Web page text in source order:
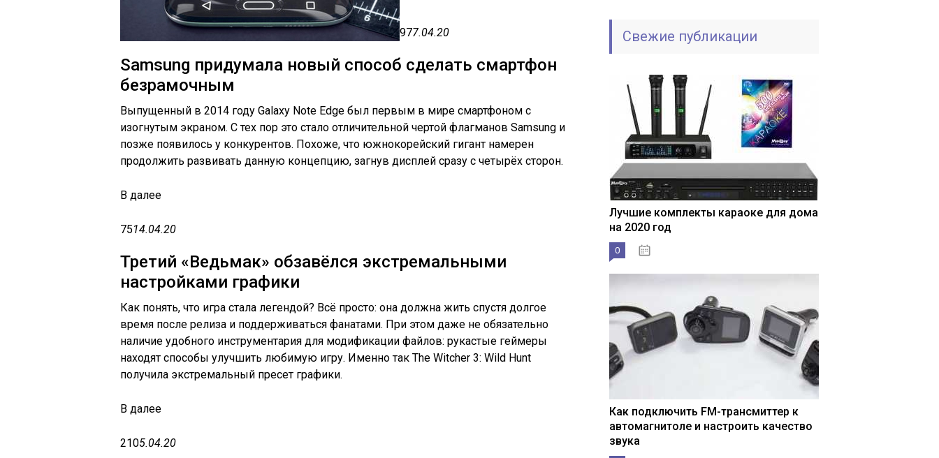
977.04.20
Samsung придумала новый способ сделать смартфон
безрамочным
Выпущенный в 2014 году Galaxy Note Edge был первым в мире смартфоном с
изогнутым экраном. С тех пор это стало отличительной чертой флагманов Samsung и
позже появилось у конкурентов. Похоже, что южнокорейский гигант намерен
продолжить развивать данную концепцию, загнув дисплей сразу с четырёх сторон.
В далее
7514.04.20
Третий «Ведьмак» обзавёлся экстремальными
настройками графики
Как понять, что игра стала легендой? Всё просто: она должна жить спустя долгое
время после релиза и поддерживаться фанатами. При этом даже не обязательно
наличие удобного инструментария для модификации файлов: рукастые геймеры
находят способы улучшить любимую игру. Именно так The Witcher 3: Wild Hunt
получила экстремальный пресет графики.
В далее
2105.04.20
Свежие публикации
Лучшие комплекты караоке для дома
на 2020 год
0
Как подключить FM-трансмиттер к
автомагнитоле и настроить качество
звука